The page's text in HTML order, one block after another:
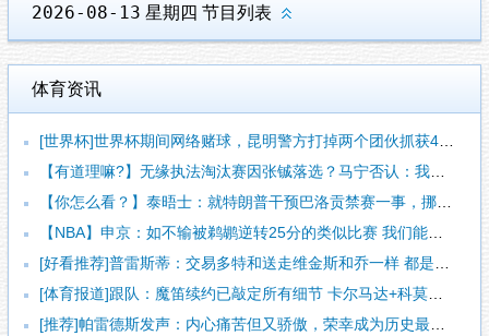
2026-08-13 星期四 节目列表
体育资讯
[世界杯]世界杯期间网络赌球，昆明警方打掉两个团伙抓获42人
【有道理嘛?】无缘执法淘汰赛因张铖落选？马宁否认：我特别清楚
【你怎么看？】泰晤士：就特朗普干预巴洛贡禁赛一事，挪威足协准
【NBA】申京：如不输被鹈鹕逆转25分的类似比赛 我们能拿下
[好看推荐]普雷斯蒂：交易多特和送走维金斯和乔一样 都是出于
[体育报道]跟队：魔笛续约已敲定所有细节 卡尔马达+科莫托也
[推荐]帕雷德斯发声：内心痛苦但又骄傲，荣幸成为历史最佳阿根